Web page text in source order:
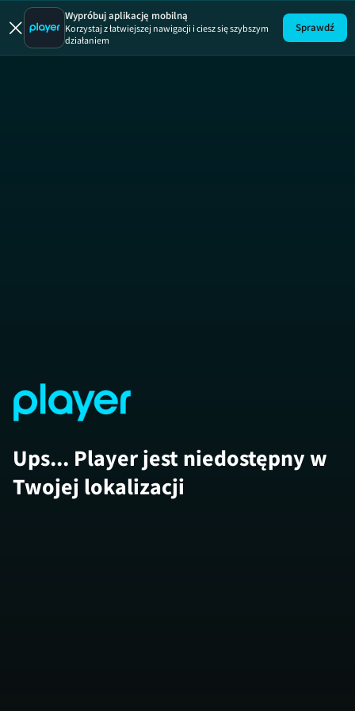
Jak to
Wypróbuj aplikację mobilną
Korzystaj z łatwiejszej nawigacji i ciesz się szybszym
działaniem
Sprawdź
Ups... Player jest niedostępny w
Twojej lokalizacji